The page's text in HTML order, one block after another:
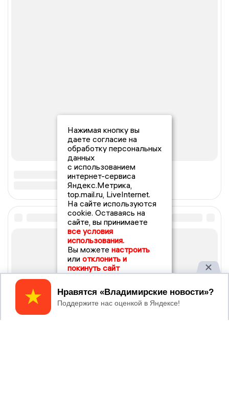
Нажимая кнопку вы
даете согласие на
обработку персональных
данных
с использованием
интернет-сервиса
Яндекс.Метрика,
top.mail.ru, LiveInternet.
На сайте используются
cookie. Оставаясь на
сайте, вы принимаете
все условия
использования.
Вы можете настроить
или отклонить и
покинуть сайт
Принять